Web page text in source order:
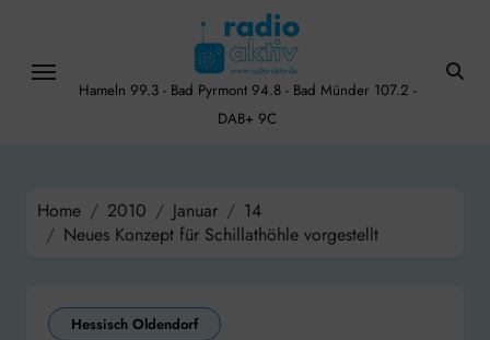
content
Hameln 99.3 - Bad Pyrmont 94.8 - Bad Münder 107.2 -
DAB+ 9C
Home 2010 Januar
14
Neues Konzept für Schillathöhle vorgestellt
Hessisch Oldendorf